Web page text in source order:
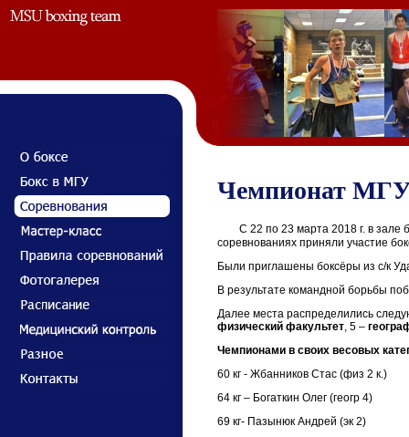
Чемпионат МГУ
С 22 по 23 марта 2018 г. в зале
соревнованиях приняли участие
Были приглашены боксёры из с/к
В результате командной борьбы
Далее места распределились
физический факультет , 5 –
Чемпионами в своих весовых
60 кг - Жбанников Стас (физ 2 к.)
64 кг – Богаткин Олег (геогр 4)
69 кг- Пазынюк Андрей (эк 2)